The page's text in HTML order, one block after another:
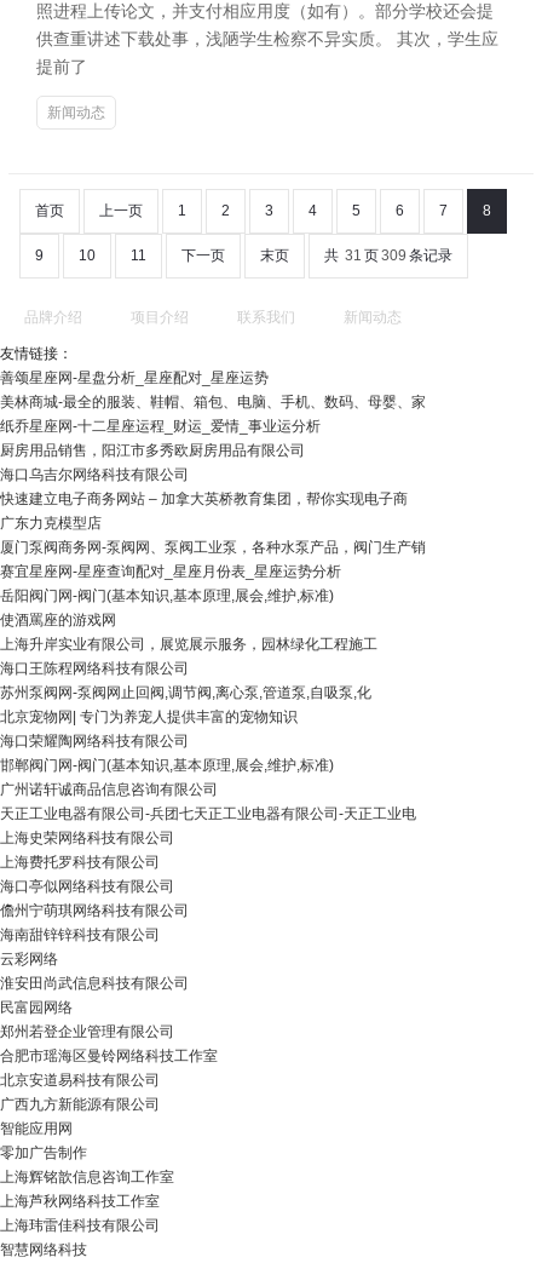
照进程上传论文，并支付相应用度（如有）。部分学校还会提
供查重讲述下载处事，浅陋学生检察不异实质。 其次，学生应
提前了
新闻动态
首页 上一页 1 2 3 4 5 6 7 8
9 10 11 下一页 末页 共 31 页309 条记录
品牌介绍 项目介绍 联系我们 新闻动态
友情链接：
善颂星座网-星盘分析_星座配对_星座运势
美林商城-最全的服装、鞋帽、箱包、电脑、手机、数码、母婴、家
纸乔星座网-十二星座运程_财运_爱情_事业运分析
厨房用品销售，阳江市多秀欧厨房用品有限公司
海口乌吉尔网络科技有限公司
快速建立电子商务网站 – 加拿大英桥教育集团，帮你实现电子商
广东力克模型店
厦门泵阀商务网-泵阀网、泵阀工业泵，各种水泵产品，阀门生产销
赛宜星座网-星座查询配对_星座月份表_星座运势分析
岳阳阀门网-阀门(基本知识,基本原理,展会,维护,标准)
使酒罵座的游戏网
上海升岸实业有限公司，展览展示服务，园林绿化工程施工
海口王陈程网络科技有限公司
苏州泵阀网-泵阀网止回阀,调节阀,离心泵,管道泵,自吸泵,化
北京宠物网| 专门为养宠人提供丰富的宠物知识
海口荣耀陶网络科技有限公司
邯郸阀门网-阀门(基本知识,基本原理,展会,维护,标准)
广州诺轩诚商品信息咨询有限公司
天正工业电器有限公司-兵团七天正工业电器有限公司-天正工业电
上海史荣网络科技有限公司
上海费托罗科技有限公司
海口亭似网络科技有限公司
儋州宁萌琪网络科技有限公司
海南甜锌锌科技有限公司
云彩网络
淮安田尚武信息科技有限公司
民富园网络
郑州若登企业管理有限公司
合肥市瑶海区曼铃网络科技工作室
北京安道易科技有限公司
广西九方新能源有限公司
智能应用网
零加广告制作
上海辉铭歆信息咨询工作室
上海芦秋网络科技工作室
上海玮雷佳科技有限公司
智慧网络科技